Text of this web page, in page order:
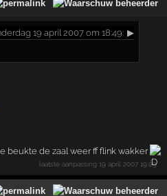
19 april 2007 om 18:49: ▶
beukte de zaal weer ff flink wakker
laatste aanpassing19 april 2007 19:09